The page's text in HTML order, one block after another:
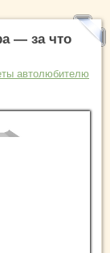
— за что
автолюбителю